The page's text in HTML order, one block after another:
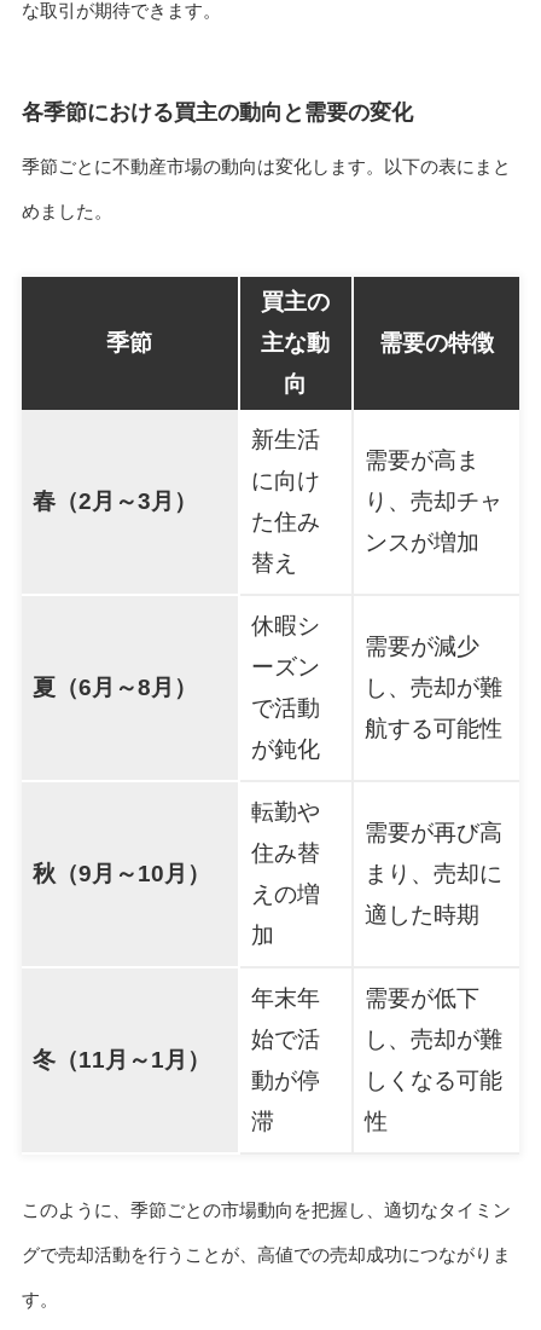
な取引が期待できます。
各季節における買主の動向と需要の変化
季節ごとに不動産市場の動向は変化します。以下の表にまと
めました。
季節
買主の
主な動
向
需要の特徴
春（2月～3月）
新生活
に向け
た住み
替え
需要が高ま
り、売却チャ
ンスが増加
夏（6月～8月）
休暇シ
ーズン
で活動
が鈍化
需要が減少
し、売却が難
航する可能性
秋（9月～10月）
転勤や
住み替
えの増
加
需要が再び高
まり、売却に
適した時期
冬（11月～1月）
年末年
始で活
動が停
滞
需要が低下
し、売却が難
しくなる可能
性
このように、季節ごとの市場動向を把握し、適切なタイミン
グで売却活動を行うことが、高値での売却成功につながりま
す。